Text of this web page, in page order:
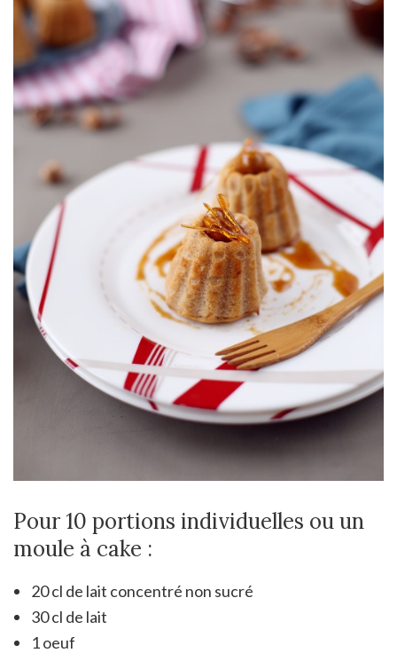
Pour 10 portions individuelles ou un
moule à cake :
20 cl de lait concentré non sucré
30 cl de lait
1 oeuf